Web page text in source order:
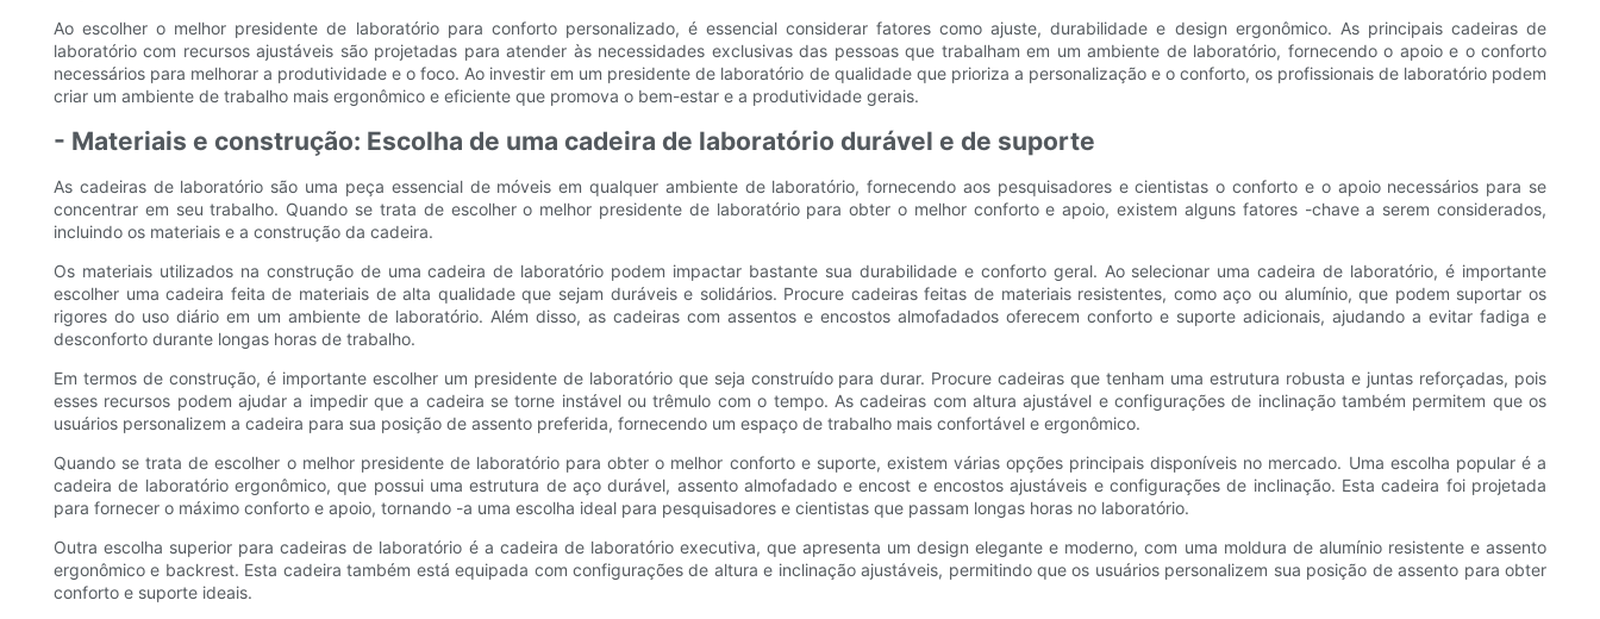
Ao escolher o melhor presidente de laboratório para conforto personalizado, é essencial considerar fatores como ajuste, durabilidade e design ergonômico. As principais cadeiras de
laboratório com recursos ajustáveis ​​são projetadas para atender às necessidades exclusivas das pessoas que trabalham em um ambiente de laboratório, fornecendo o apoio e o conforto
necessários para melhorar a produtividade e o foco. Ao investir em um presidente de laboratório de qualidade que prioriza a personalização e o conforto, os profissionais de laboratório podem
criar um ambiente de trabalho mais ergonômico e eficiente que promova o bem-estar e a produtividade gerais.
- Materiais e construção: Escolha de uma cadeira de laboratório durável e de suporte
As cadeiras de laboratório são uma peça essencial de móveis em qualquer ambiente de laboratório, fornecendo aos pesquisadores e cientistas o conforto e o apoio necessários para se
concentrar em seu trabalho. Quando se trata de escolher o melhor presidente de laboratório para obter o melhor conforto e apoio, existem alguns fatores -chave a serem considerados,
incluindo os materiais e a construção da cadeira.
Os materiais utilizados na construção de uma cadeira de laboratório podem impactar bastante sua durabilidade e conforto geral. Ao selecionar uma cadeira de laboratório, é importante
escolher uma cadeira feita de materiais de alta qualidade que sejam duráveis ​​e solidários. Procure cadeiras feitas de materiais resistentes, como aço ou alumínio, que podem suportar os
rigores do uso diário em um ambiente de laboratório. Além disso, as cadeiras com assentos e encostos almofadados oferecem conforto e suporte adicionais, ajudando a evitar fadiga e
desconforto durante longas horas de trabalho.
Em termos de construção, é importante escolher um presidente de laboratório que seja construído para durar. Procure cadeiras que tenham uma estrutura robusta e juntas reforçadas, pois
esses recursos podem ajudar a impedir que a cadeira se torne instável ou trêmulo com o tempo. As cadeiras com altura ajustável e configurações de inclinação também permitem que os
usuários personalizem a cadeira para sua posição de assento preferida, fornecendo um espaço de trabalho mais confortável e ergonômico.
Quando se trata de escolher o melhor presidente de laboratório para obter o melhor conforto e suporte, existem várias opções principais disponíveis no mercado. Uma escolha popular é a
cadeira de laboratório ergonômico, que possui uma estrutura de aço durável, assento almofadado e encost e encostos ajustáveis ​​e configurações de inclinação. Esta cadeira foi projetada
para fornecer o máximo conforto e apoio, tornando -a uma escolha ideal para pesquisadores e cientistas que passam longas horas no laboratório.
Outra escolha superior para cadeiras de laboratório é a cadeira de laboratório executiva, que apresenta um design elegante e moderno, com uma moldura de alumínio resistente e assento
ergonômico e backrest. Esta cadeira também está equipada com configurações de altura e inclinação ajustáveis, permitindo que os usuários personalizem sua posição de assento para obter
conforto e suporte ideais.